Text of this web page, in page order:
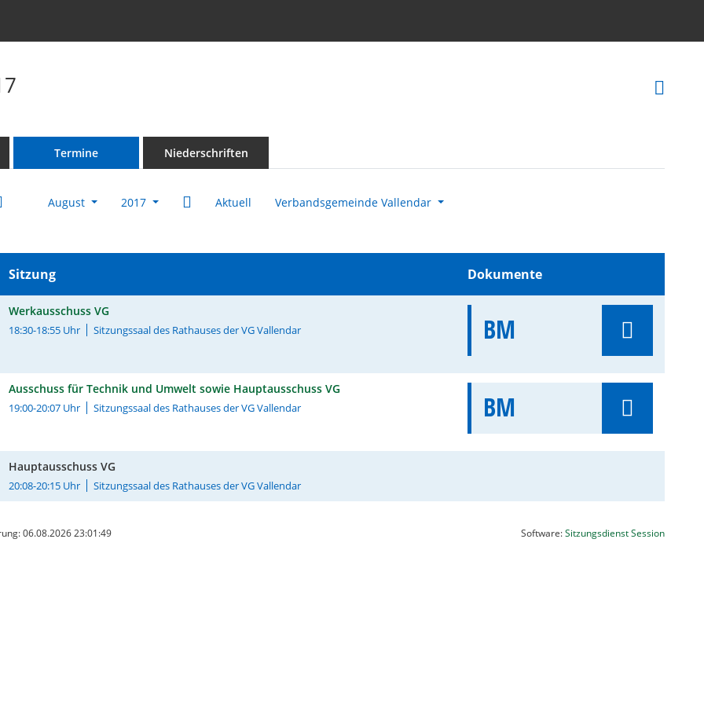
Termine Niederschriften
August 2017 Aktuell Verbandsgemeinde Vallendar
Sitzung Dokumente
Werkausschuss VG
18:30-18:55 Uhr Sitzungssaal des Rathauses der VG Vallendar BM
Ausschuss für Technik und Umwelt sowie Hauptausschuss VG
19:00-20:07 Uhr Sitzungssaal des Rathauses der VG Vallendar BM
Hauptausschuss VG
20:08-20:15 Uhr Sitzungssaal des Rathauses der VG Vallendar
06.08.2026 23:01:49 Software:SitzungsdienstSession(Wird in